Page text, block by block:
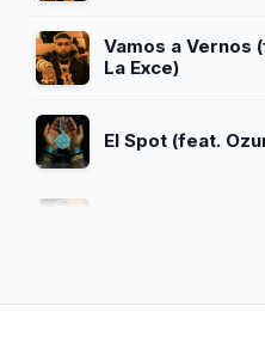
Vamos a Vernos
La Exce)
El Spot (feat.